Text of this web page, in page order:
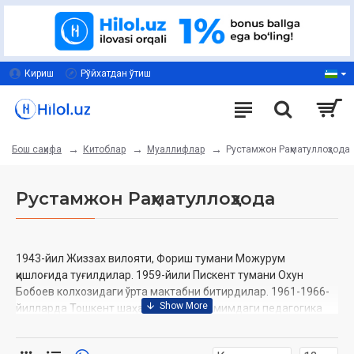
Кириш Рўйхатдан ўтиш
Бош саҳифа Китоблар Муаллифлар Рустамжон Раҳматуллоҳзода
Рустамжон Раҳматуллоҳзода
1943-йил Жиззах вилояти, Фориш тумани Можурум
қишлоғида туғилдилар. 1959-йили Пискент тумани Охун
Бобоев колхозидаги ўрта мактабни битирдилар. 1961-1966-
йилларда Тошкент шаҳар Низомий номимдаги педагогика
сафида бир йил хизмат қилдилар ва «Катта лейтенант»